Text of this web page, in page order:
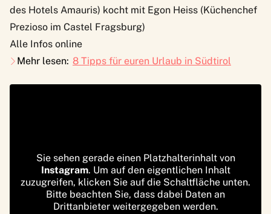
des Hotels Amauris) kocht mit Egon Heiss (Küchenchef
Prezioso im Castel Fragsburg)
Alle Infos online
Mehr lesen: 8 Tipps für euren Urlaub in Südtirol
Sie sehen gerade einen Platzhalterinhalt von
Instagram. Um auf den eigentlichen Inhalt
zuzugreifen, klicken Sie auf die Schaltfläche unten.
Bitte beachten Sie, dass dabei Daten an
Drittanbieter weitergegeben werden.